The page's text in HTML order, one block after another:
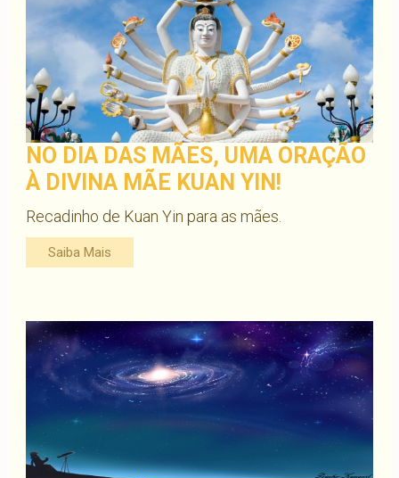
NO DIA DAS MÃES, UMA ORAÇÃO
À DIVINA MÃE KUAN YIN!
Recadinho de Kuan Yin para as mães.
Saiba Mais